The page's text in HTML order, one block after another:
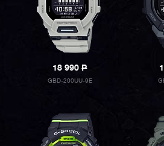
18 990P
GBD-200UU-9E